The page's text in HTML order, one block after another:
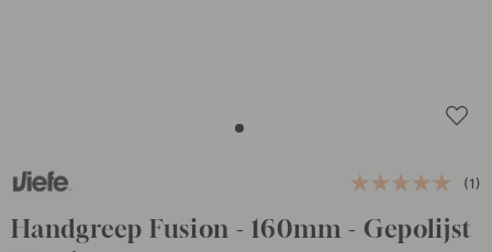
(1)
Handgreep Fusion - 160mm - Gepolijst